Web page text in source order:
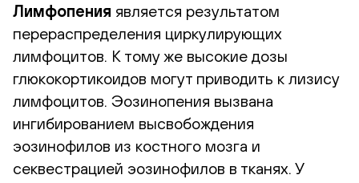
Лимфопения является результатом
перераспределения циркулирующих
лимфоцитов. К тому же высокие дозы
глюкокортикоидов могут приводить к лизису
лимфоцитов. Эозинопения вызвана
ингибированием высвобождения
эозинофилов из костного мозга и
секвестрацией эозинофилов в тканях. У